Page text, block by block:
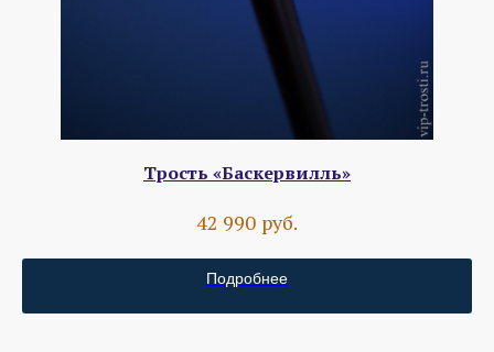
Трость «Баскервилль»
42 990 руб.
Подробнее